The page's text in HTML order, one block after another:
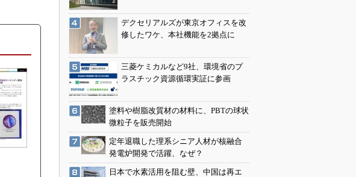
デクセリアルズが東京オフィスを改
修したワケ、本社機能を2拠点に
三菱ケミカルなど9社、環境省のプ
ラスチック資源循環実証に参画
塗料や樹脂改質材の材料に、PBTの球状
微粒子を販売開始
定年退職した理系シニア人材が核融合
発電炉開発で活躍、なぜ？
日本で水素活用を阻む壁、中国は再エ